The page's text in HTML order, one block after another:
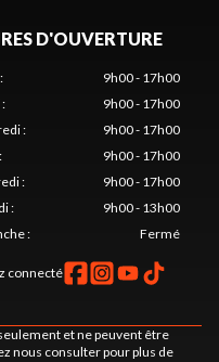
D'OUVERTURE
:
9h00 - 17h00
:
9h00 - 17h00
:
9h00 - 17h00
:
9h00 - 17h00
:
9h00 - 17h00
:
9h00 - 13h00
: Fermé
connecté
et ne peuvent être
nous consulter pour plus de